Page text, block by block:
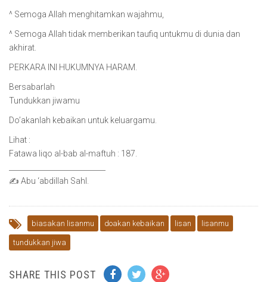
^ Semoga Allah menghitamkan wajahmu,
^ Semoga Allah tidak memberikan taufiq untukmu di dunia dan
akhirat.
PERKARA INI HUKUMNYA HARAM.
Bersabarlah
Tundukkan jiwamu
Do’akanlah kebaikan untuk keluargamu.
Lihat :
Fatawa liqo al-bab al-maftuh : 187.
✍ Abu ‘abdillah Sahl.
biasakan lisanmu doakan kebaikan lisan lisanmu
tundukkan jiwa
SHARE THIS POST